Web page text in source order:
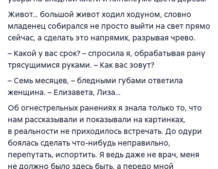
Живот… большой живот ходил ходуном, словно
младенец собирался не просто выйти на свет прямо
сейчас, а сделать это напрямик, разрывая чрево.
– Какой у вас срок? – спросила я, обрабатывая рану
трясущимися руками. – Как вас зовут?
– Семь месяцев, – бледными губами ответила
женщина. – Елизавета, Лиза…
Об огнестрельных ранениях я знала только то, что
нам рассказывали и показывали на картинках,
в реальности не приходилось встречать. До одури
боялась сделать что-нибудь неправильно,
перепутать, испортить. Я ведь даже не врач, меня
не должно было здесь быть, а передо мной